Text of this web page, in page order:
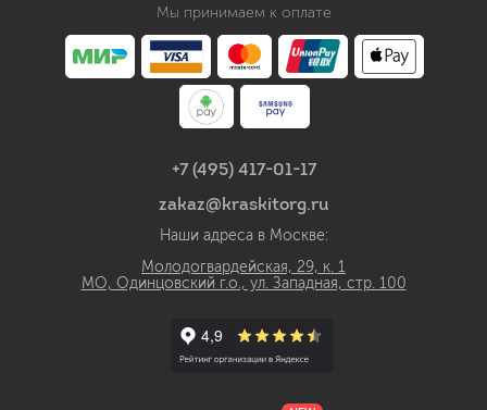
Мы принимаем к оплате
+7 (495) 417-01-17
zakaz@kraskitorg.ru
Наши адреса в Москве:
Молодогвардейская, 29, к. 1
МО, Одинцовский г.о., ул. Западная, стр. 100